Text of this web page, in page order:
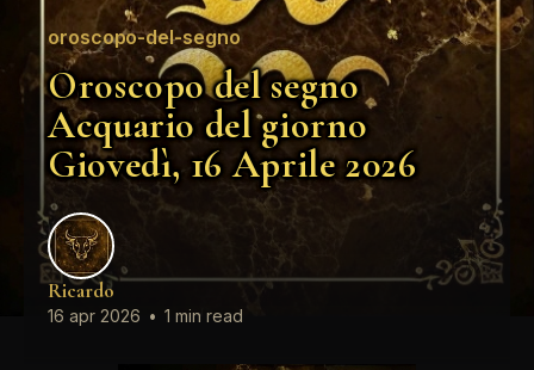
oroscopo-del-segno
Oroscopo del segno
Acquario del giorno
Giovedì, 16 Aprile 2026
Ricardo
16 apr 2026 • 1 min read